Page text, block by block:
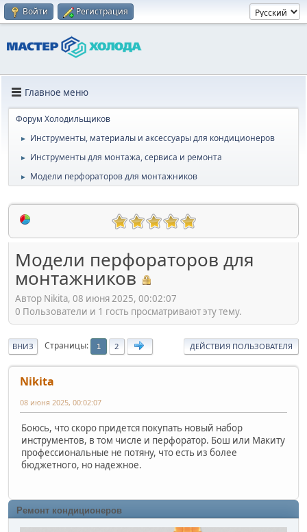
Войти Регистрация
Главное меню
Форум Холодильщиков
► Инструменты, материалы и аксессуары для кондиционеров
► Инструменты для монтажа, сервиса и ремонта
► Модели перфораторов для монтажников
Модели перфораторов для
монтажников
Автор Nikita, 08 июня 2025, 00:02:07
0 Пользователи и 1 гость просматривают эту тему.
ВНИЗ Страницы 1 2 ДЕЙСТВИЯ ПОЛЬЗОВАТЕЛЯ
Nikita
08 июня 2025, 00:02:07
Боюсь, что скоро придется покупать новый набор
инструментов, в том числе и перфоратор. Бош или Макиту
профессиональные не потяну, что есть из более
бюджетного, но надежное.
Ремонт кондиционеров